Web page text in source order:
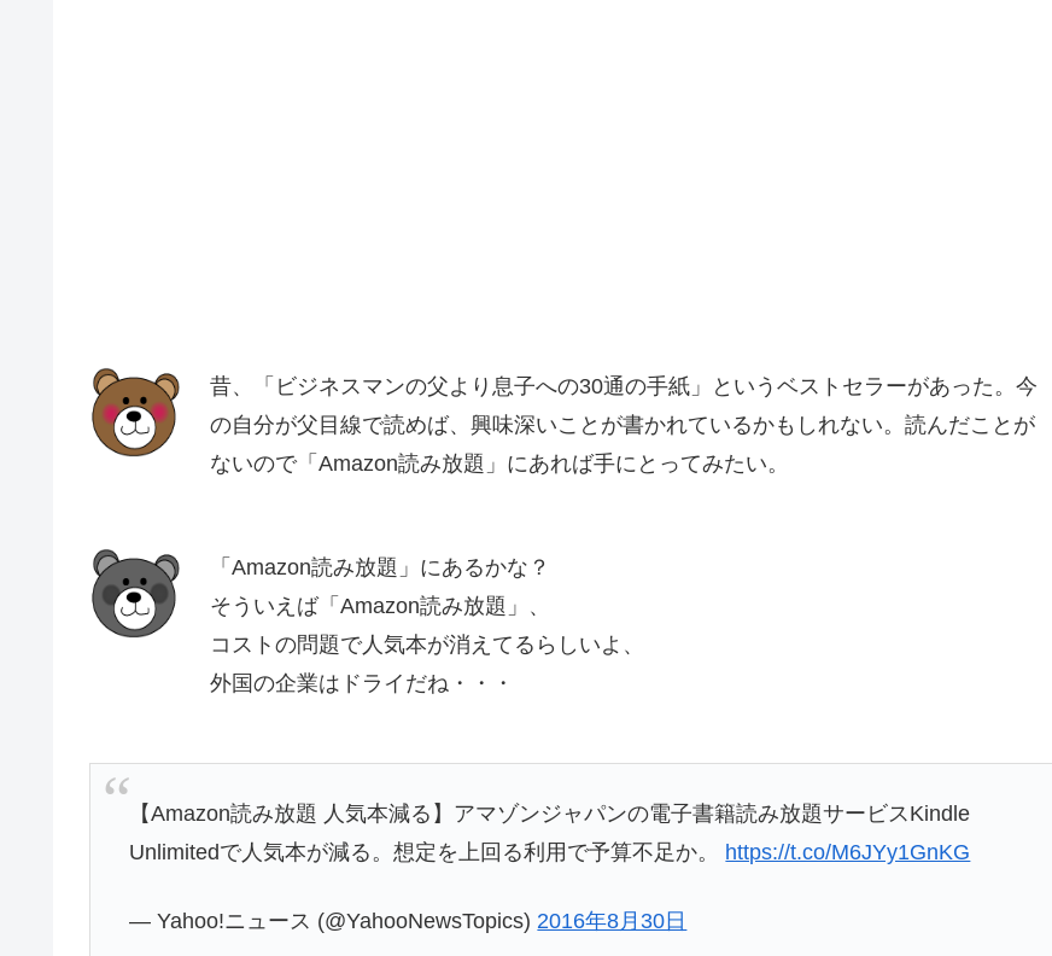
昔、「ビジネスマンの父より息子への30通の手紙」というベストセラーがあった。今
の自分が父目線で読めば、興味深いことが書かれているかもしれない。読んだことが
ないので「Amazon読み放題」にあれば手にとってみたい。
「Amazon読み放題」にあるかな？
そういえば「Amazon読み放題」、
コストの問題で人気本が消えてるらしいよ、
外国の企業はドライだね・・・
【Amazon読み放題 人気本減る】アマゾンジャパンの電子書籍読み放題サービスKindle
Unlimitedで人気本が減る。想定を上回る利用で予算不足か。 https://t.co/M6JYy1GnKG
— Yahoo!ニュース (@YahooNewsTopics) 2016年8月30日